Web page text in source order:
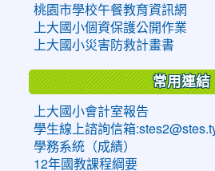
桃園市學校午餐教育資訊網
上大國小個資保護公開作業
上大國小災害防救計畫書
常用連結
上大國小會計室報告
學生線上諮詢信箱
學務系統（成績）
12年國教課程綱要